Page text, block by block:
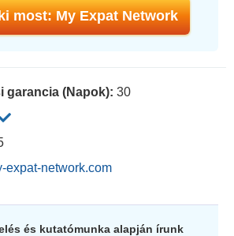
most: My Expat Network
garancia (Napok): 30
expat-network.com
és kutatómunka alapján írunk